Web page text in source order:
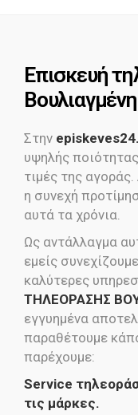
Επισκευή
Βουλιαγμένη
Στην
υψηλής
τιμές της
η συνεχή
αυτά τα χρόνια.
Ως αντάλλαγμα
εμείς
καλύτερες
ΤΗΛΕΟΡΑΣΗΣ
εγγυημένα
παραθέτουμε
παρέχουμε:
Service
τις μάρκες.